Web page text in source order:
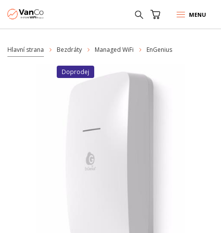
MENU
Hlavní strana Bezdráty Managed WiFi EnGenius
Doprodej